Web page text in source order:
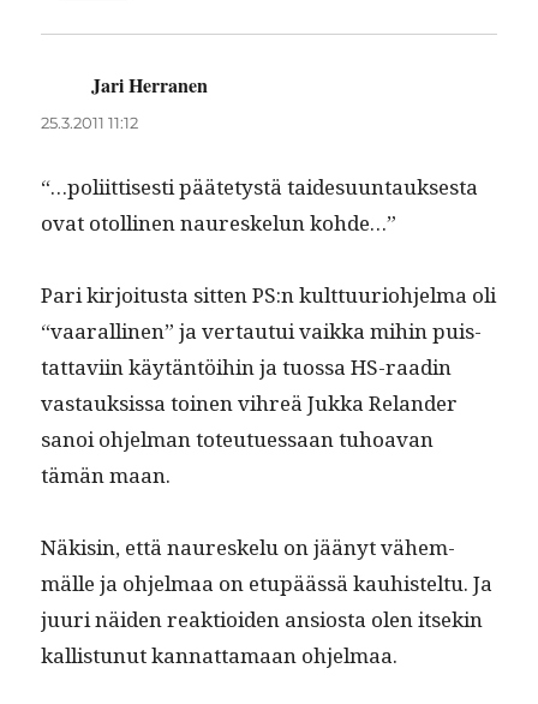
Jari Herranen
25.3.2011 11:12
“…poli­it­tis­es­ti pääte­tys­tä taidesu­un­tauk­ses­ta
ovat otolli­nen nau­reskelun kohde…”
Pari kir­joi­tus­ta sit­ten PS:n kult­tuu­ri­o­hjel­ma oli
“vaar­alli­nen” ja ver­tau­tui vaik­ka mihin puis­
tat­tavi­in käytän­töi­hin ja tuos­sa HS-raadin
vas­tauk­sis­sa toinen vihreä Juk­ka Relander
sanoi ohjel­man toteutues­saan tuhoa­van
tämän maan.
Näk­isin, että nau­reskelu on jäänyt vähem­
mälle ja ohjel­maa on etupäässä kauhis­tel­tu. Ja
juuri näi­den reak­tioiden ansios­ta olen itsekin
kallis­tunut kan­nat­ta­maan ohjelmaa.